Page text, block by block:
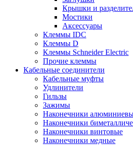
Крышки и
Мостики
Аксессуары
Клеммы IDC
Клеммы D
Клеммы Schneider Electric
Прочие клеммы
Кабельные соединители
Кабельные муфты
Удлинители
Гильзы
Зажимы
Наконечники
Наконечники
Наконечники винтовые
Наконечники медные